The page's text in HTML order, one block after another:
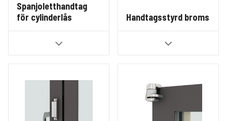
Spanjoletthandtag
för cylinderlås
Handtagsstyrd broms